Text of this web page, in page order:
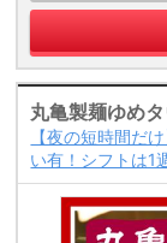
丸亀製麺ゆめ
【夜の短時間だ
い有！シフトは1